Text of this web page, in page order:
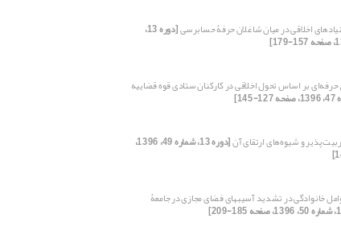
اخلاقی در میان شاغلان حرفۀ‌ حسابرسی [دوره 13،
بر اساس تحول اخلاقی در کارکنان ستادی قوه قضاییه
و شیوه‌های ارتقای آن [دوره 13، شماره 49، 1396،
خانوادگی در تشدید آسیبهای فضای مجازی در جامعۀ